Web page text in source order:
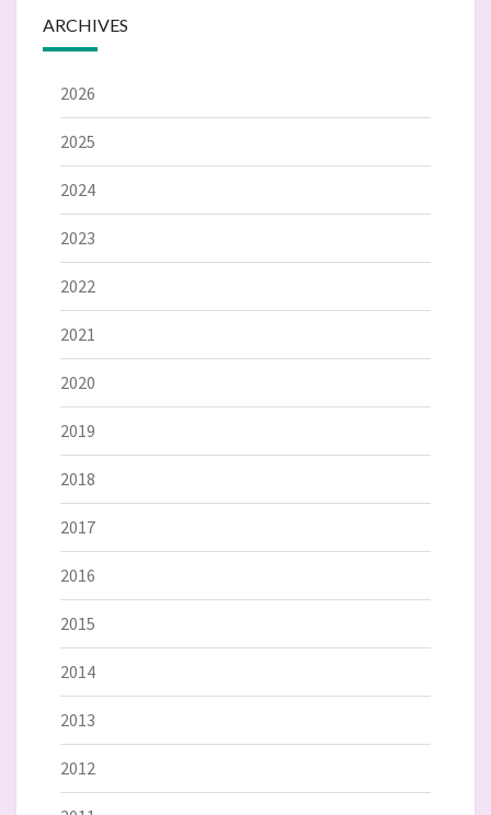
ARCHIVES
2026
2025
2024
2023
2022
2021
2020
2019
2018
2017
2016
2015
2014
2013
2012